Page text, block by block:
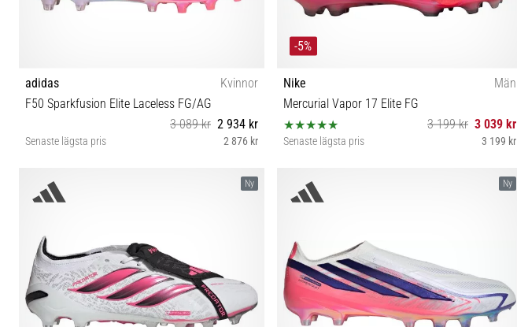
adidas
Kvinnor
F50 Sparkfusion Elite Laceless FG/AG
3 089 kr 2 934 kr
Senaste lägsta pris 2 876 kr
-5%
Nike
Män
Mercurial Vapor 17 Elite FG
3 199 kr 3 039 kr
Senaste lägsta pris 3 199 kr
Ny Ny